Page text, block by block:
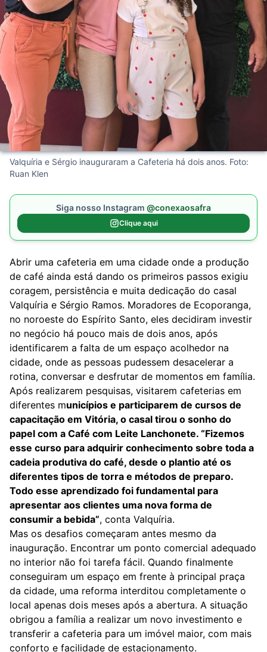
Valquíria e Sérgio inauguraram a Cafeteria há dois anos. Foto:
Ruan Klen
Siga nosso Instagram @conexaosafra
Clique aqui
Abrir uma cafeteria em uma cidade onde a produção
de café ainda está dando os primeiros passos exigiu
coragem, persistência e muita dedicação do casal
Valquíria e Sérgio Ramos. Moradores de Ecoporanga,
no noroeste do Espírito Santo, eles decidiram investir
no negócio há pouco mais de dois anos, após
identificarem a falta de um espaço acolhedor na
cidade, onde as pessoas pudessem desacelerar a
rotina, conversar e desfrutar de momentos em família.
Após realizarem pesquisas, visitarem cafeterias em
diferentes municípios e participarem de cursos de
capacitação em Vitória, o casal tirou o sonho do
papel com a Café com Leite Lanchonete. “Fizemos
esse curso para adquirir conhecimento sobre toda a
cadeia produtiva do café, desde o plantio até os
diferentes tipos de torra e métodos de preparo.
Todo esse aprendizado foi fundamental para
apresentar aos clientes uma nova forma de
consumir a bebida”, conta Valquíria.
Mas os desafios começaram antes mesmo da
inauguração. Encontrar um ponto comercial adequado
no interior não foi tarefa fácil. Quando finalmente
conseguiram um espaço em frente à principal praça
da cidade, uma reforma interditou completamente o
local apenas dois meses após a abertura. A situação
obrigou a família a realizar um novo investimento e
transferir a cafeteria para um imóvel maior, com mais
conforto e facilidade de estacionamento.